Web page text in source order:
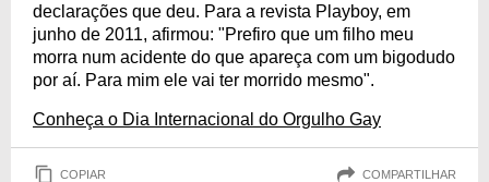
declarações que deu. Para a revista Playboy, em
junho de 2011, afirmou: "Prefiro que um filho meu
morra num acidente do que apareça com um bigodudo
por aí. Para mim ele vai ter morrido mesmo".
Conheça o Dia Internacional do Orgulho Gay
COPIAR COMPARTILHAR